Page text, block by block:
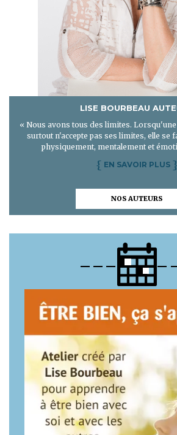
LISE BOURBEAU
« Nous avons tous des limites.
surtout n'accepte pas ses limites, elle se
physiquement, mentalement et
{ EN SAVOIR PLUS }
NOS AUTEURS